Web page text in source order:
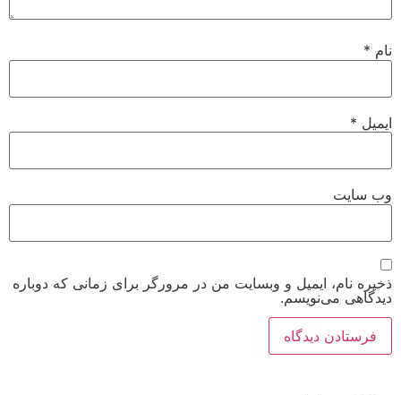
ایمیل و وبسایت من در مرورگر برای زمانی که دوباره
می‌نویسم.